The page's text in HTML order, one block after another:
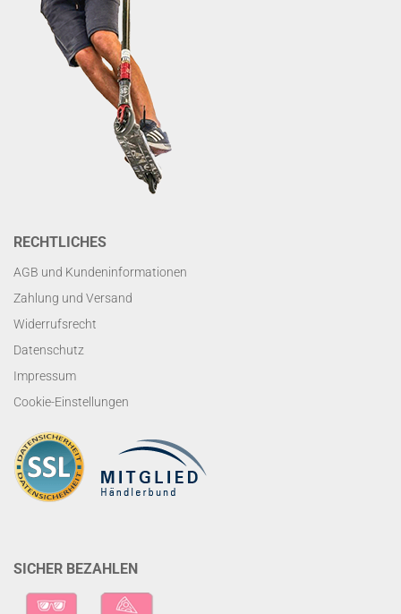
RECHTLICHES
AGB und Kundeninformationen
Zahlung und Versand
Widerrufsrecht
Datenschutz
Impressum
Cookie-Einstellungen
SICHER BEZAHLEN